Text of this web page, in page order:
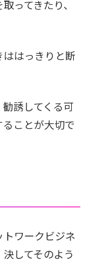
ってきたり、
はっきりと断
誘してくる可
ことが大切で
ワークビジネ
してそのよう